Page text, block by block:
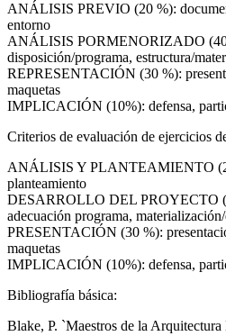
ANÁLISIS PREVIO (20 %):
entorno
ANÁLISIS PORMENORIZADO
disposición/programa, estructura/
REPRESENTACIÓN (30 %):
maquetas
IMPLICACIÓN (10%): defensa,
Criterios de evaluación de ejercicios
ANÁLISIS Y PLANTEAMIENTO
planteamiento
DESARROLLO DEL PROYECTO
adecuación programa,
PRESENTACIÓN (30 %):
maquetas
IMPLICACIÓN (10%): defensa,
Bibliografía básica:
Blake, P. `Maestros de la Arquitectura